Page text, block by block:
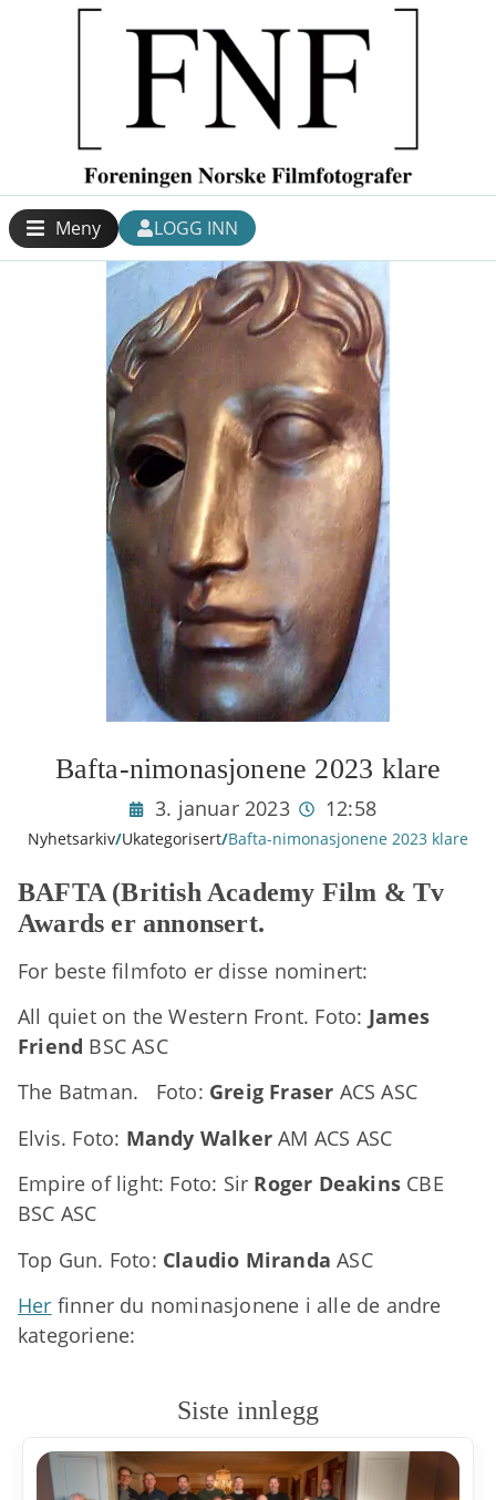
Meny LOGG INN
Bafta-nimonasjonene 2023 klare
3. januar 2023 12:58
Nyhetsarkiv/Ukategorisert/Bafta-nimonasjonene 2023 klare
BAFTA (British Academy Film & Tv
Awards er annonsert.
For beste filmfoto er disse nominert:
All quiet on the Western Front. Foto: James
Friend BSC ASC
The Batman. Foto: Greig Fraser ACS ASC
Elvis. Foto: Mandy Walker AM ACS ASC
Empire of light: Foto: Sir Roger Deakins CBE
BSC ASC
Top Gun. Foto: Claudio Miranda ASC
Her finner du nominasjonene i alle de andre
kategoriene:
Siste innlegg